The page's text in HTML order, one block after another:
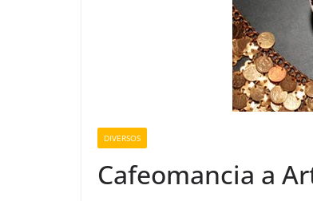
DIVERSOS
Cafeomancia a